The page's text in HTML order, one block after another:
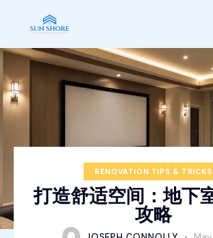
RENOVATION TIPS & TRICKS
打造舒适空间：地下
攻略